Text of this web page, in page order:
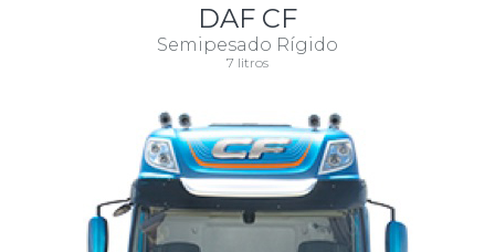
DAF CF
Semipesado Rígido
7 litros